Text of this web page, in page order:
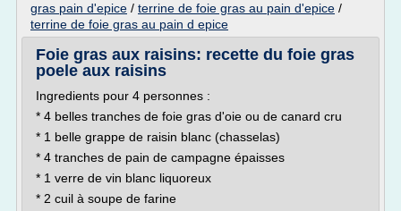
gras pain d'epice / terrine de foie gras au pain d'epice /
terrine de foie gras au pain d epice
Foie gras aux raisins: recette du foie gras
poele aux raisins
Ingredients pour 4 personnes :
* 4 belles tranches de foie gras d'oie ou de canard cru
* 1 belle grappe de raisin blanc (chasselas)
* 4 tranches de pain de campagne épaisses
* 1 verre de vin blanc liquoreux
* 2 cuil à soupe de farine